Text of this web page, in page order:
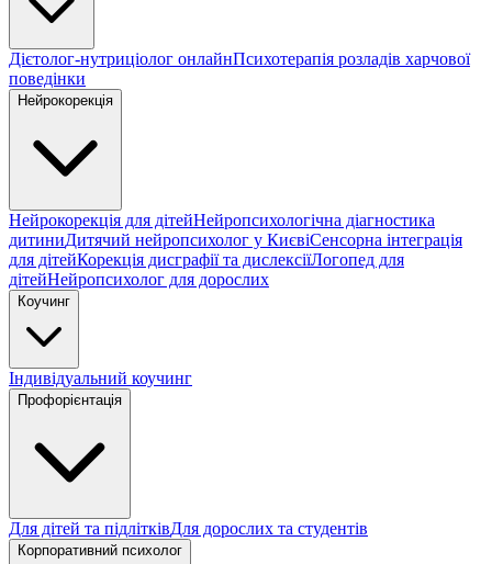
Дієтолог-нутриціолог онлайнПсихотерапія розладів харчової
поведінки
Нейрокорекція
Нейрокорекція для дітейНейропсихологічна діагностика
дитиниДитячий нейропсихолог у КиєвіСенсорна інтеграція
для дітейКорекція дисграфії та дислексіїЛогопед для
дітейНейропсихолог для дорослих
Коучинг
Індивідуальний коучинг
Профорієнтація
Для дітей та підлітківДля дорослих та студентів
Корпоративний психолог